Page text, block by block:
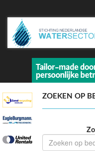
ZOEKEN OP